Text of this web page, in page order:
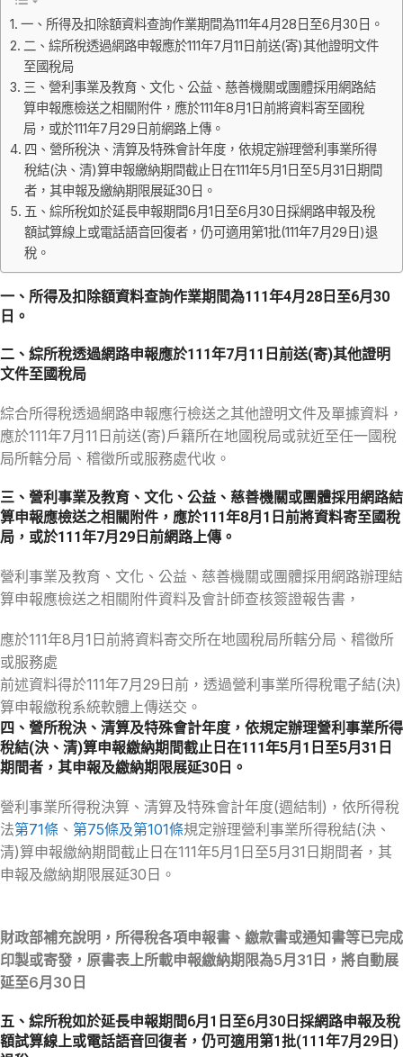
一、所得及扣除額資料查詢作業期間為111年4月28日至6月30日。
二、綜所稅透過網路申報應於111年7月11日前送(寄)其他證明文件
至國稅局
三、營利事業及教育、文化、公益、慈善機關或團體採用網路結
算申報應檢送之相關附件，應於111年8月1日前將資料寄至國稅
局，或於111年7月29日前網路上傳。
四、營所稅決、清算及特殊會計年度，依規定辦理營利事業所得
稅結(決、清)算申報繳納期間截止日在111年5月1日至5月31日期間
者，其申報及繳納期限展延30日。
五、綜所稅如於延長申報期間6月1日至6月30日採網路申報及稅
額試算線上或電話語音回復者，仍可適用第1批(111年7月29日)退
稅。
一、所得及扣除額資料查詢作業期間為111年4月28日至6月30
日。
二、綜所稅透過網路申報應於111年7月11日前送(寄)其他證明
文件至國稅局
綜合所得稅透過網路申報應行檢送之其他證明文件及單據資料，
應於111年7月11日前送(寄)戶籍所在地國稅局或就近至任一國稅
局所轄分局、稽徵所或服務處代收。
三、營利事業及教育、文化、公益、慈善機關或團體採用網路結
算申報應檢送之相關附件，應於111年8月1日前將資料寄至國稅
局，或於111年7月29日前網路上傳。
營利事業及教育、文化、公益、慈善機關或團體採用網路辦理結
算申報應檢送之相關附件資料及會計師查核簽證報告書，
應於111年8月1日前將資料寄交所在地國稅局所轄分局、稽徵所
或服務處
前述資料得於111年7月29日前，透過營利事業所得稅電子結(決)
算申報繳稅系統軟體上傳送交。
四、營所稅決、清算及特殊會計年度，依規定辦理營利事業所得
稅結(決、清)算申報繳納期間截止日在111年5月1日至5月31日
期間者，其申報及繳納期限展延30日。
營利事業所得稅決算、清算及特殊會計年度(週結制)，依所得稅
法第71條 、 第75條及第101條規定辦理營利事業所得稅結(決、
清)算申報繳納期間截止日在111年5月1日至5月31日期間者，其
申報及繳納期限展延30日。
財政部補充說明，所得稅各項申報書、繳款書或通知書等已完成
印製或寄發，原書表上所載申報繳納期限為5月31日，將自動展
延至6月30日
五、綜所稅如於延長申報期間6月1日至6月30日採網路申報及稅
額試算線上或電話語音回復者，仍可適用第1批(111年7月29日)